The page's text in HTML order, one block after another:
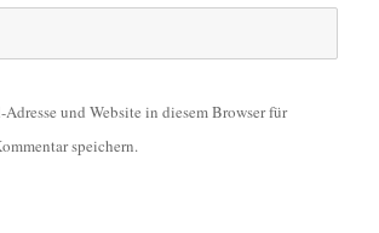
und Website in diesem Browser für
speichern.